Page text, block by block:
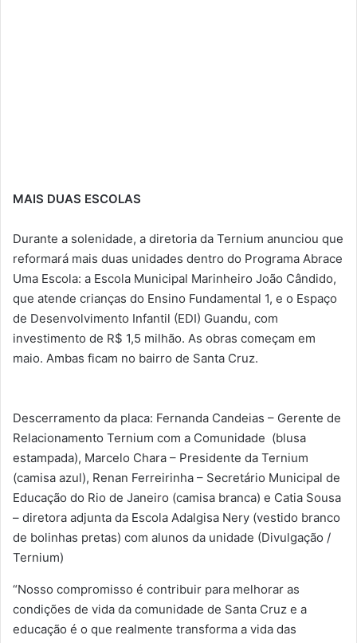
MAIS DUAS ESCOLAS
Durante a solenidade, a diretoria da Ternium anunciou que
reformará mais duas unidades dentro do Programa Abrace
Uma Escola: a Escola Municipal Marinheiro João Cândido,
que atende crianças do Ensino Fundamental 1, e o Espaço
de Desenvolvimento Infantil (EDI) Guandu, com
investimento de R$ 1,5 milhão. As obras começam em
maio. Ambas ficam no bairro de Santa Cruz.
Descerramento da placa: Fernanda Candeias – Gerente de
Relacionamento Ternium com a Comunidade (blusa
estampada), Marcelo Chara – Presidente da Ternium
(camisa azul), Renan Ferreirinha – Secretário Municipal de
Educação do Rio de Janeiro (camisa branca) e Catia Sousa
– diretora adjunta da Escola Adalgisa Nery (vestido branco
de bolinhas pretas) com alunos da unidade (Divulgação /
Ternium)
“Nosso compromisso é contribuir para melhorar as
condições de vida da comunidade de Santa Cruz e a
educação é o que realmente transforma a vida das